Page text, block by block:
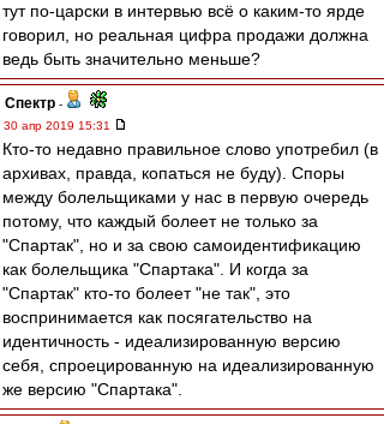
тут по-царски в интервью всё о каким-то ярде
говорил, но реальная цифра продажи должна
ведь быть значительно меньше?
Спектр -
30 апр 2019 15:31
Кто-то недавно правильное слово употребил (в
архивах, правда, копаться не буду). Споры
между болельщиками у нас в первую очередь
потому, что каждый болеет не только за
"Спартак", но и за свою самоидентификацию
как болельщика "Спартака". И когда за
"Спартак" кто-то болеет "не так", это
воспринимается как посягательство на
идентичность - идеализированную версию
себя, спроецированную на идеализированную
же версию "Спартака".